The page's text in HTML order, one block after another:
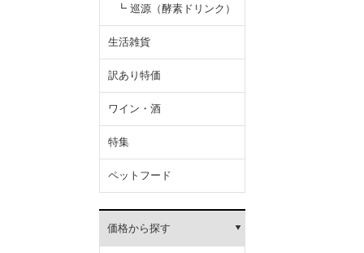
┗ 巡源（酵素ドリンク）
生活雑貨
訳あり特価
ワイン・酒
特集
ペットフード
価格から探す